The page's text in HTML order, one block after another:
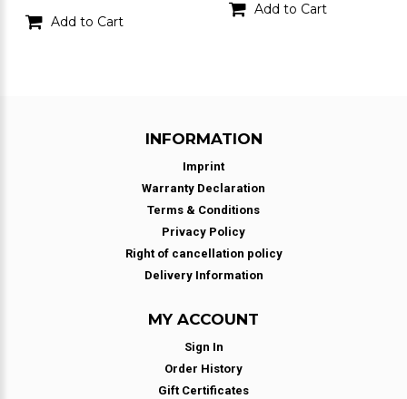
Add to Cart
Add to Cart
INFORMATION
Imprint
Warranty Declaration
Terms & Conditions
Privacy Policy
Right of cancellation policy
Delivery Information
MY ACCOUNT
Sign In
Order History
Gift Certificates